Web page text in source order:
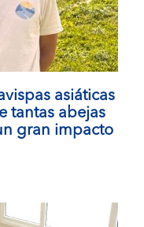
asiáticas
tantas abejas
gran impacto